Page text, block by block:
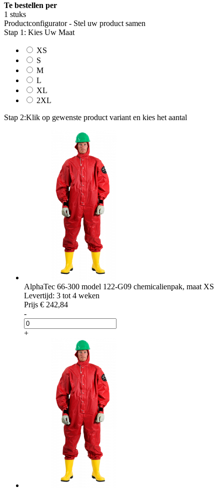
Te bestellen per
1 stuks
Productconfigurator - Stel uw product samen
Stap 1: Kies Uw Maat
XS
S
M
L
XL
2XL
Stap 2:Klik op gewenste product variant en kies het aantal
AlphaTec 66-300 model 122-G09 chemicalienpak, maat XS
Levertijd: 3 tot 4 weken
Prijs € 242,84
-
+